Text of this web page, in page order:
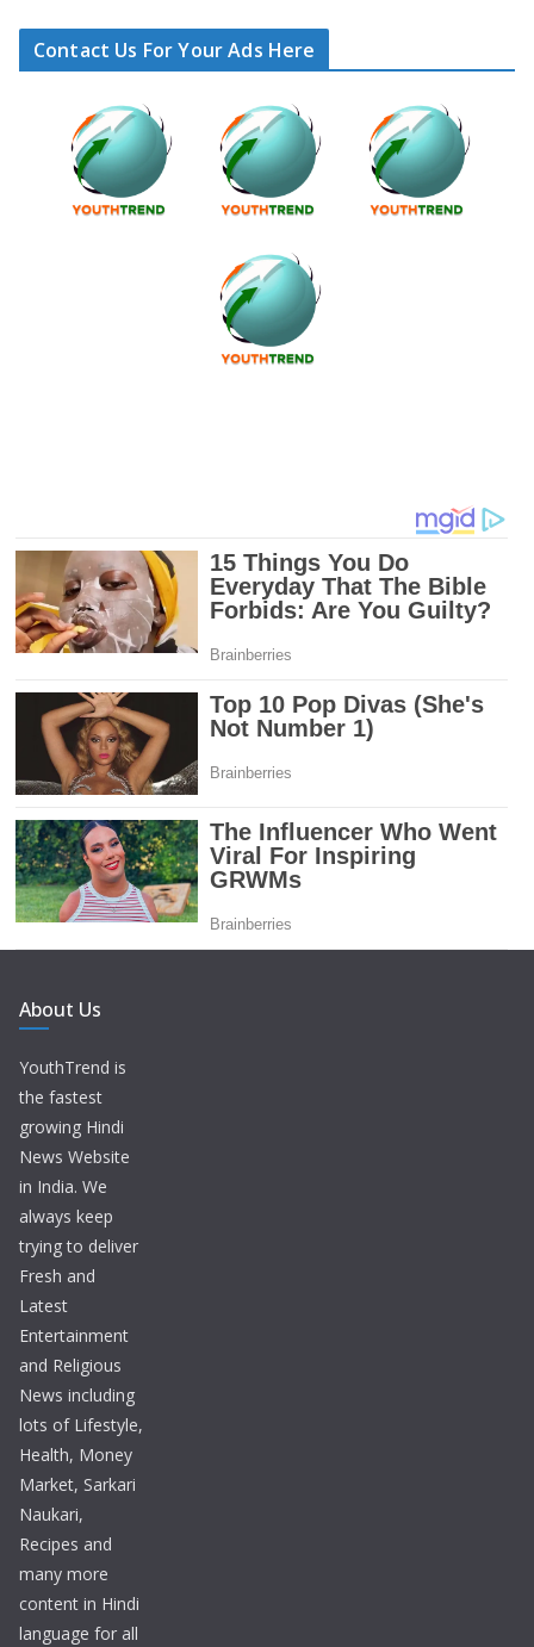
Contact Us For Your Ads Here
About Us
YouthTrend is
the fastest
growing Hindi
News Website
in India. We
always keep
trying to deliver
Fresh and
Latest
Entertainment
and Religious
News including
lots of Lifestyle,
Health, Money
Market, Sarkari
Naukari,
Recipes and
many more
content in Hindi
language for all